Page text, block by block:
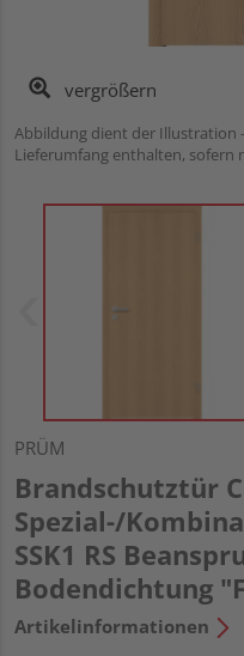
vergrößern
Abbildung dient der Illustration
Lieferumfang enthalten, sofern
PRÜM
Brandschutztür
Spezial-/
SSK1 RS
Bodendichtung
Artikelinformationen